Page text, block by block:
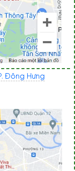
Đông Hưng